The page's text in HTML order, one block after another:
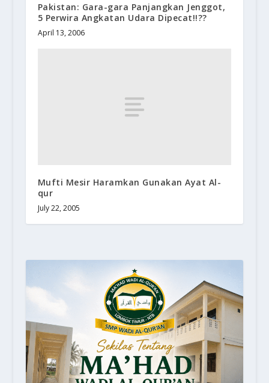
Pakistan: Gara-gara Panjangkan Jenggot,
5 Perwira Angkatan Udara Dipecat!!??
April 13, 2006
Mufti Mesir Haramkan Gunakan Ayat Al-
qur
July 22, 2005